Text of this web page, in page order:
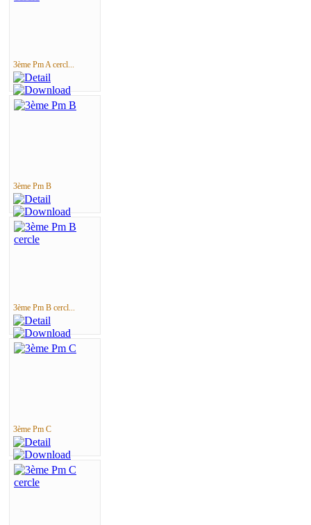
3ème Pm A cercl...
3ème Pm B
3ème Pm B cercl...
3ème Pm C